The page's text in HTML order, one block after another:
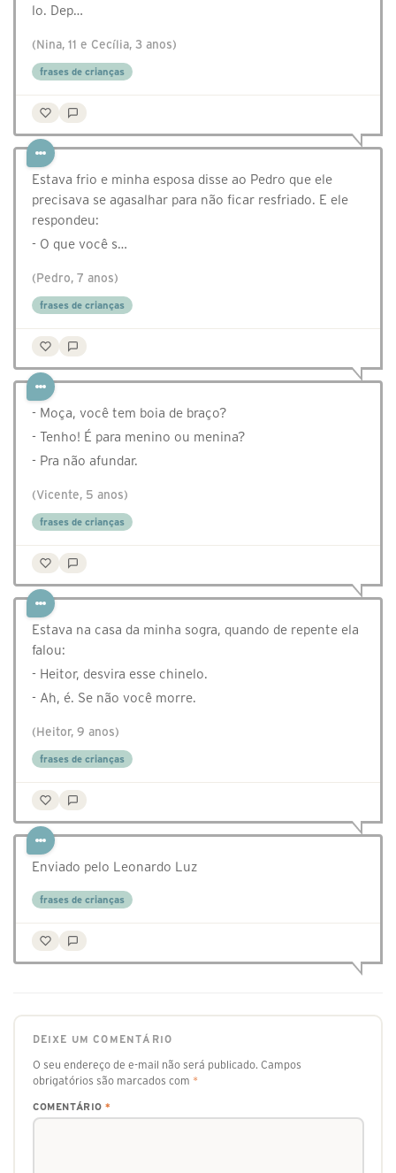
lo. Dep…
(Nina, 11 e Cecília, 3 anos)
frases de crianças
Estava frio e minha esposa disse ao Pedro que ele
precisava se agasalhar para não ficar resfriado. E ele
respondeu:
- O que você s…
(Pedro, 7 anos)
frases de crianças
- Moça, você tem boia de braço?
- Tenho! É para menino ou menina?
- Pra não afundar.
(Vicente, 5 anos)
frases de crianças
Estava na casa da minha sogra, quando de repente ela
falou:
- Heitor, desvira esse chinelo.
- Ah, é. Se não você morre.
(Heitor, 9 anos)
frases de crianças
Enviado pelo Leonardo Luz
frases de crianças
DEIXE UM COMENTÁRIO
O seu endereço de e-mail não será publicado. Campos
obrigatórios são marcados com *
COMENTÁRIO *